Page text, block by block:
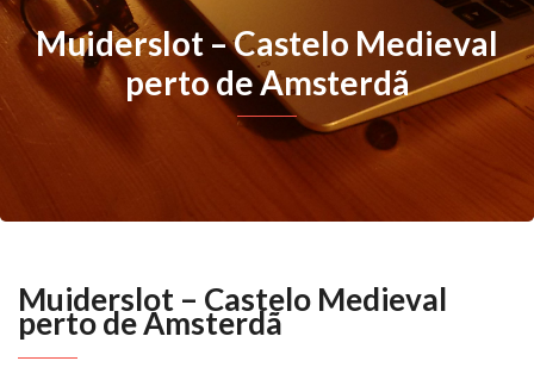
Muiderslot – Castelo Medieval
perto de Amsterdã
Muiderslot – Castelo Medieval
perto de Amsterdã